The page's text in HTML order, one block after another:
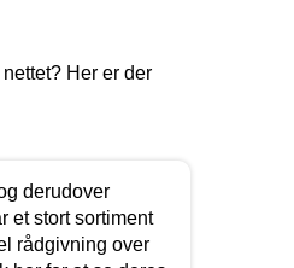
Her er der
derudover
et stort sortiment
rådgivning over